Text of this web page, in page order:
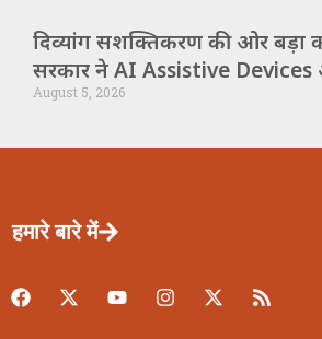
दिव्यांग सशक्तिकरण की ओर बड़ा
सरकार ने AI Assistive Devices
इल्लम’ के लिए किया बड़ा ऐलान
August 5, 2026
हमारे बारे में